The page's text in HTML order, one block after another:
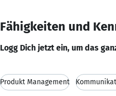
Fähigkeiten und
Logg Dich jetzt ein, um das
Produkt Management